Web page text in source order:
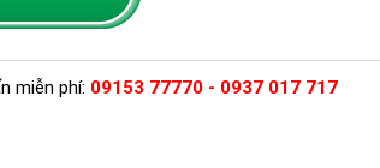
miễn phí: 09153 77770 - 0937 017 717